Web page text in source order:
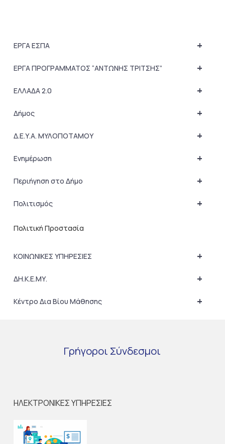
+
ΕΡΓΑ ΕΣΠΑ
+
ΕΡΓΑ ΠΡΟΓΡΑΜΜΑΤΟΣ “ΑΝΤΩΝΗΣ ΤΡΙΤΣΗΣ”
+
ΕΛΛΑΔΑ 2.0
+
Δήμος
+
Δ.Ε.Υ.Α. ΜΥΛΟΠΟΤΑΜΟΥ
+
Ενημέρωση
+
Περιήγηση στο Δήμο
+
Πολιτισμός
Πολιτική Προστασία
+
ΚΟΙΝΩΝΙΚΕΣ ΥΠΗΡΕΣΙΕΣ
+
ΔΗ.Κ.Ε.ΜΥ.
+
Κέντρο Δια Βίου Μάθησης
Γρήγοροι Σύνδεσμοι
ΗΛΕΚΤΡΟΝΙΚΕΣ ΥΠΗΡΕΣΙΕΣ